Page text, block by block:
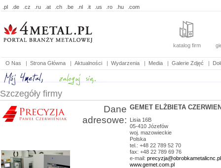
.pl .de .cz .ru .at .ch .be .nl .it .us .ro .hu .com
katalog firm
O Nas | Strona Główna | Aktualności | Wydarzenia | Media | Galerie Zdjęć |
Szczegóły firmy
Dane
adresowe:
GEMET ELŻBIETA
Lisia 16B
05-410 Józefów
woj. mazowieckie
Polska
tel.: +48 22 789 52 70
fax: +48 22 789 69 76
e-mail: precyzja@obrobkametalicnc.pl
www.gemet.com.pl